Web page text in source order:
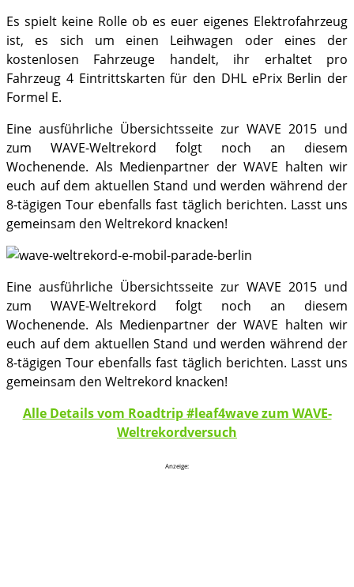
Es spielt keine Rolle ob es euer eigenes Elektrofahrzeug
ist, es sich um einen Leihwagen oder eines der
kostenlosen Fahrzeuge handelt, ihr erhaltet pro
Fahrzeug 4 Eintrittskarten für den DHL ePrix Berlin der
Formel E.
Eine ausführliche Übersichtsseite zur WAVE 2015 und
zum WAVE-Weltrekord folgt noch an diesem
Wochenende. Als Medienpartner der WAVE halten wir
euch auf dem aktuellen Stand und werden während der
8-tägigen Tour ebenfalls fast täglich berichten. Lasst uns
gemeinsam den Weltrekord knacken!
Eine ausführliche Übersichtsseite zur WAVE 2015 und
zum WAVE-Weltrekord folgt noch an diesem
Wochenende. Als Medienpartner der WAVE halten wir
euch auf dem aktuellen Stand und werden während der
8-tägigen Tour ebenfalls fast täglich berichten. Lasst uns
gemeinsam den Weltrekord knacken!
Alle Details vom Roadtrip #leaf4wave zum WAVE-
Weltrekordversuch
Anzeige: